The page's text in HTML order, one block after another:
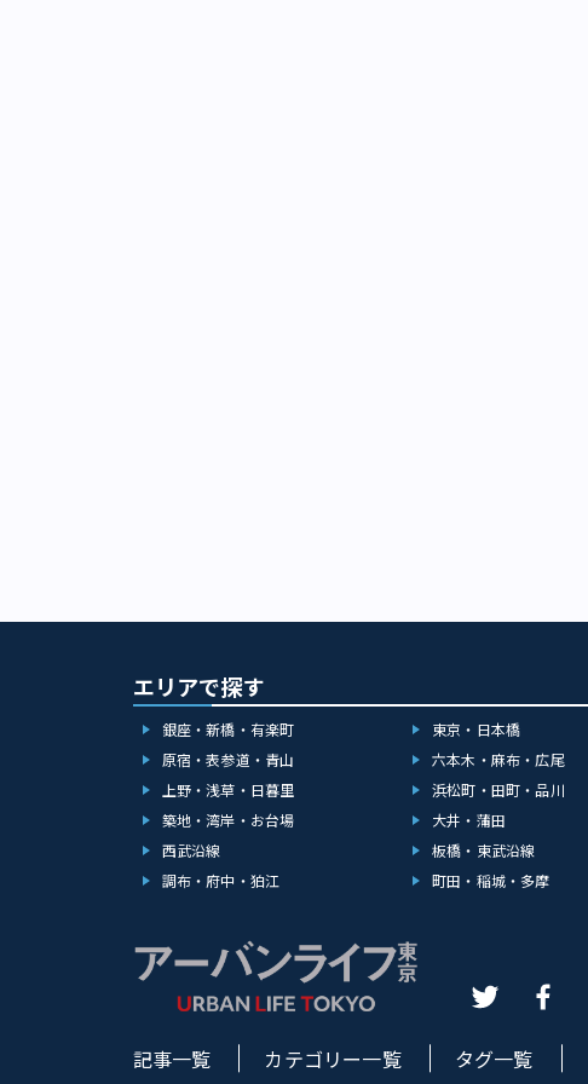
エリアで探す
銀座・新橋・有楽町 東京・日本橋
原宿・表参道・青山
六本木・麻布・広尾
上野・浅草・日暮里
浜松町・田町・品川
築地・湾岸・お台場
大井・蒲田
西武沿線
板橋・東武沿線
調布・府中・狛江
町田・稲城・多摩
記事一覧 カテゴリー一覧 タグ一覧